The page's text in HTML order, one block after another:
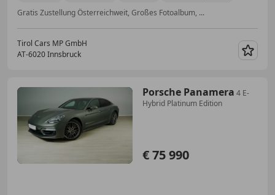
Gratis Zustellung Österreichweit, Großes Fotoalbum, ...
Tirol Cars MP GmbH
AT-6020 Innsbruck
Porsche Panamera 4 E-
Hybrid Platinum Edition
€ 75 990